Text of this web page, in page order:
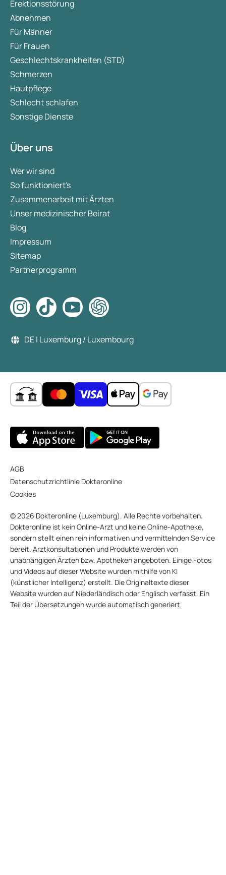
Erektionsstörung
Abnehmen
Für Männer
Für Frauen
Geschlechtskrankheiten (STD)
Schmerzen
Hautpflege
Schlecht schlafen
Sonstige Dienste
Über uns
Wer wir sind
So funktioniert's
Zusammenarbeit mit Ärzten
Unser medizinischer Beirat
Blog
Impressum
Sitemap
Partnerprogramm
DE | Luxemburg / Luxembourg
AGB
Datenschutzrichtlinie Dokteronline
Cookies
© 2026 Dokteronline (Luxemburg). Alle Rechte vorbehalten.
Dokteronline ist kein Online-Arzt und keine Online-Apotheke,
sondern stellt einen rein informativen und vermittelnden Service
bereit. Arztkonsultationen und Produkte werden von
unabhängigen Ärzten bzw. Apotheken angeboten. Einige Fotos
und Videos auf dieser Website wurden mithilfe von KI
(künstlicher Intelligenz) erstellt. Die Originaltexte dieser
Website wurden auf Niederländisch oder Englisch verfasst. Ein
Teil der Übersetzungen wurde automatisch generiert.